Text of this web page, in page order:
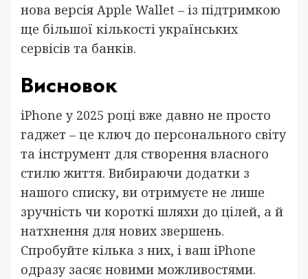
нова версія Apple Wallet – із підтримкою
ще більшої кількості українських
сервісів та банків.
Висновок
iPhone у 2025 році вже давно не просто
гаджет – це ключ до персонального світу
та інструмент для створення власного
стилю життя. Вибираючи додатки з
нашого списку, ви отримуєте не лише
зручність чи короткі шляхи до цілей, а й
натхнення для нових звершень.
Спробуйте кілька з них, і ваш iPhone
одразу засяє новими можливостями.